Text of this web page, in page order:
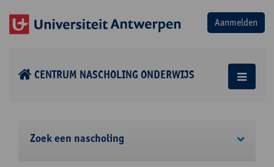
CENTRUM NASCHOLING ONDERWIJS
Zoek een nascholing